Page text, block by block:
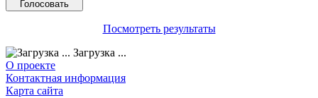
Посмотреть результаты
Загрузка ...
О проекте
Контактная информация
Карта сайта